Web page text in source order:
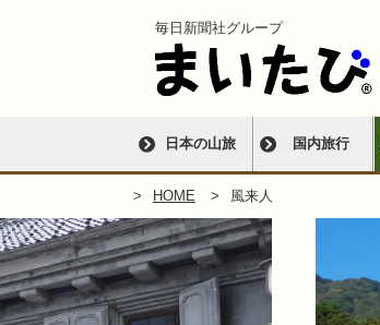
毎日新聞社グループ
日本の山旅 国内旅行
HOME 風来人